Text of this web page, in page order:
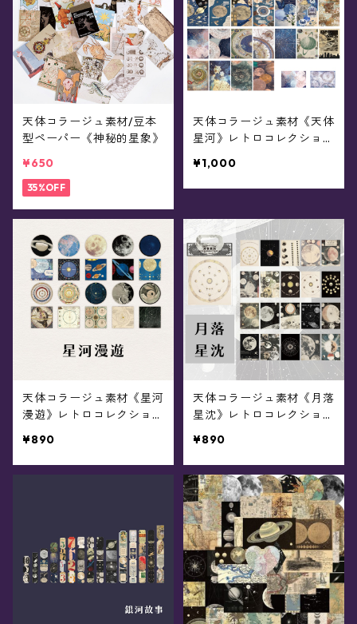
天体コラージュ素材/豆本
型ペーパー《神秘的星象》
¥650
35%OFF
天体コラージュ素材《天体
星河》レトロコレクショ
¥1,000
天体コラージュ素材《星河
漫遊》レトロコレクショ
¥890
天体コラージュ素材《月落
星沈》レトロコレクショ
¥890